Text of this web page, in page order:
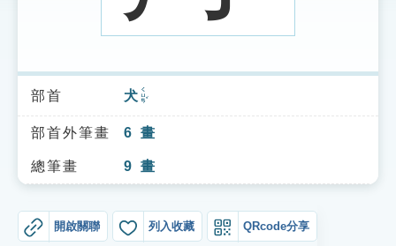
索引選單
知識索引
單字索引
部首 犬 ㄑㄩㄢˇ
部首外筆畫 6 畫
總筆畫 9 畫
開啟關聯 列入收藏 QRcode分享